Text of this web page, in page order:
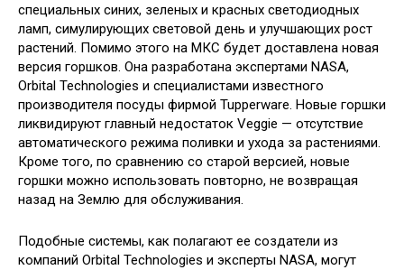
специальных синих, зеленых и красных светодиодных
ламп, симулирующих световой день и улучшающих рост
растений. Помимо этого на МКС будет доставлена новая
версия горшков. Она разработана экспертами NASA,
Orbital Technologies и специалистами известного
производителя посуды фирмой Tupperware. Новые горшки
ликвидируют главный недостаток Veggie — отсутствие
автоматического режима поливки и ухода за растениями.
Кроме того, по сравнению со старой версией, новые
горшки можно использовать повторно, не возвращая
назад на Землю для обслуживания.
Подобные системы, как полагают ее создатели из
компаний Orbital Technologies и эксперты NASA, могут